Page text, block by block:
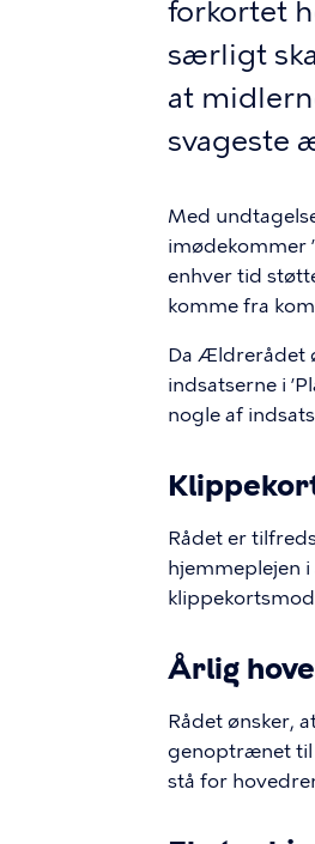
forkortet
særligt
at
svageste
Med
imødekommer
enhver tid
komme fra
Da Ældrerådet
indsatserne i
nogle af
Rådet er
hjemmeplejen
Årlig
Rådet ønsker,
genoptrænet til
stå for